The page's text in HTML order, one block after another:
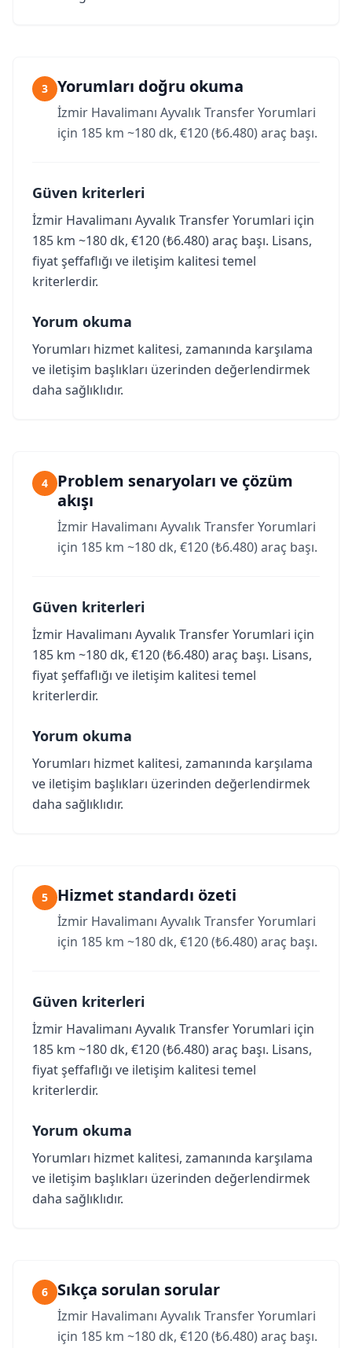
3 Yorumları doğru okuma
İzmir Havalimanı Ayvalık Transfer Yorumlari
için 185 km ~180 dk, €120 (₺6.480) araç başı.
Güven kriterleri
İzmir Havalimanı Ayvalık Transfer Yorumlari için
185 km ~180 dk, €120 (₺6.480) araç başı. Lisans,
fiyat şeffaflığı ve iletişim kalitesi temel
kriterlerdir.
Yorum okuma
Yorumları hizmet kalitesi, zamanında karşılama
ve iletişim başlıkları üzerinden değerlendirmek
daha sağlıklıdır.
4
Problem senaryoları ve çözüm
akışı
İzmir Havalimanı Ayvalık Transfer Yorumlari
için 185 km ~180 dk, €120 (₺6.480) araç başı.
Güven kriterleri
İzmir Havalimanı Ayvalık Transfer Yorumlari için
185 km ~180 dk, €120 (₺6.480) araç başı. Lisans,
fiyat şeffaflığı ve iletişim kalitesi temel
kriterlerdir.
Yorum okuma
Yorumları hizmet kalitesi, zamanında karşılama
ve iletişim başlıkları üzerinden değerlendirmek
daha sağlıklıdır.
5 Hizmet standardı özeti
İzmir Havalimanı Ayvalık Transfer Yorumlari
için 185 km ~180 dk, €120 (₺6.480) araç başı.
Güven kriterleri
İzmir Havalimanı Ayvalık Transfer Yorumlari için
185 km ~180 dk, €120 (₺6.480) araç başı. Lisans,
fiyat şeffaflığı ve iletişim kalitesi temel
kriterlerdir.
Yorum okuma
Yorumları hizmet kalitesi, zamanında karşılama
ve iletişim başlıkları üzerinden değerlendirmek
daha sağlıklıdır.
6 Sıkça sorulan sorular
İzmir Havalimanı Ayvalık Transfer Yorumlari
için 185 km ~180 dk, €120 (₺6.480) araç başı.